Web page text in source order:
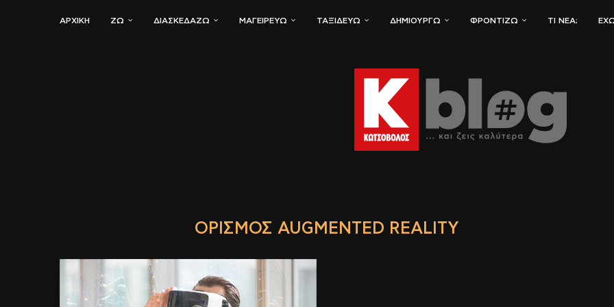
ΑΡΧΙΚΗ ΖΏ ΔΙΑΣΚΕΔΆΖΩ ΜΑΓΕΙΡΕΎΩ ΤΑΞΙΔΕΎΩ ΔΗΜΙΟΥΡΓΏ ΦΡΟΝΤΊΖΩ ΤΙ ΝΈΑ;
ΟΡΙΣΜΌΣ AUGMENTED REALITY